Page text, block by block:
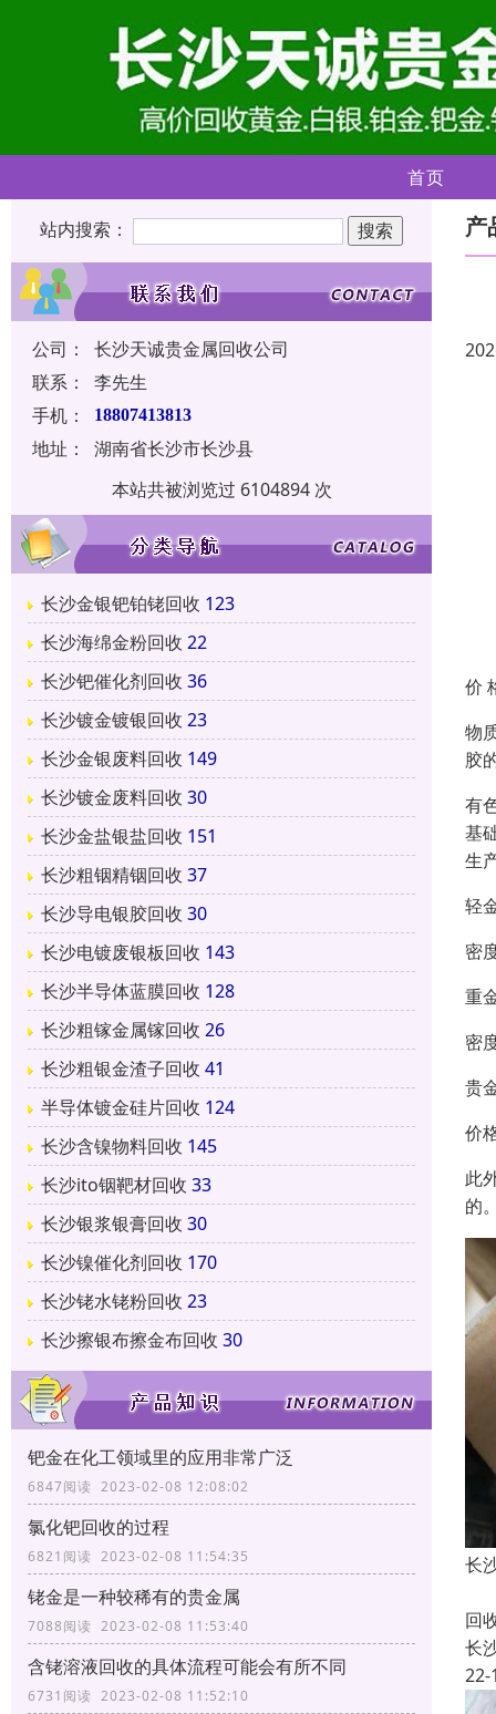
首页
站内搜索：
公司：
长沙天诚贵金属回收公司
联系：
李先生
手机：
18807413813
地址：
湖南省长沙市长沙县
本站共被浏览过 6104894 次
长沙金银钯铂铑回收 123
长沙海绵金粉回收 22
长沙钯催化剂回收 36
长沙镀金镀银回收 23
长沙金银废料回收 149
长沙镀金废料回收 30
长沙金盐银盐回收 151
长沙粗铟精铟回收 37
长沙导电银胶回收 30
长沙电镀废银板回收 143
长沙半导体蓝膜回收 128
长沙粗镓金属镓回收 26
长沙粗银金渣子回收 41
半导体镀金硅片回收 124
长沙含镍物料回收 145
长沙ito铟靶材回收 33
长沙银浆银膏回收 30
长沙镍催化剂回收 170
长沙铑水铑粉回收 23
长沙擦银布擦金布回收 30
钯金在化工领域里的应用非常广泛
6847阅读 2023-02-08 12:08:02
氯化钯回收的过程
6821阅读 2023-02-08 11:54:35
铑金是一种较稀有的贵金属
7088阅读 2023-02-08 11:53:40
含铑溶液回收的具体流程可能会有所不同
6731阅读 2023-02-08 11:52:10
产
价
物
胶
有
基
生
轻
密
重
密
贵
价
此
的
长
回
长
22-